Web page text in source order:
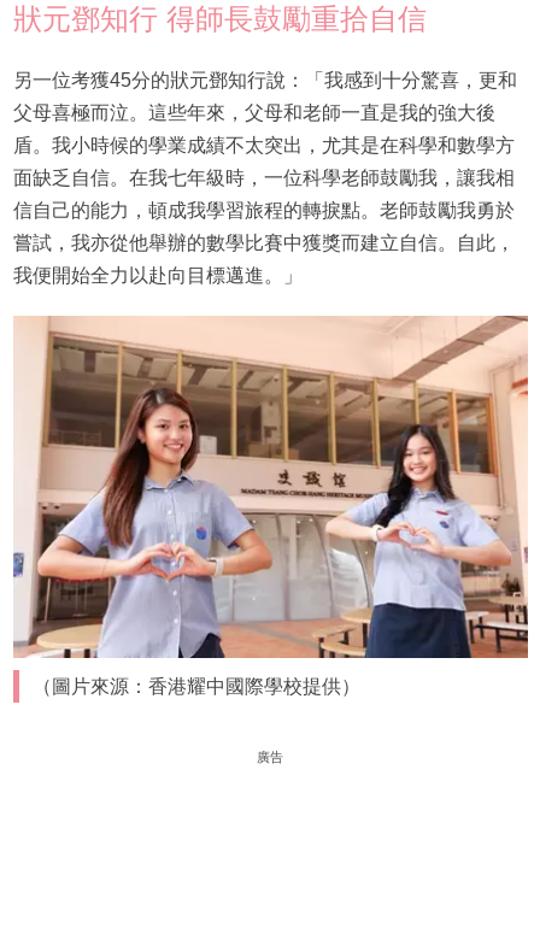
狀元鄧知行 得師長鼓勵重拾自信
另一位考獲45分的狀元鄧知行說：「我感到十分驚喜，更和
父母喜極而泣。這些年來，父母和老師一直是我的強大後
盾。我小時候的學業成績不太突出，尤其是在科學和數學方
面缺乏自信。在我七年級時，一位科學老師鼓勵我，讓我相
信自己的能力，頓成我學習旅程的轉捩點。老師鼓勵我勇於
嘗試，我亦從他舉辦的數學比賽中獲獎而建立自信。自此，
我便開始全力以赴向目標邁進。」
（圖片來源：香港耀中國際學校提供）
廣告